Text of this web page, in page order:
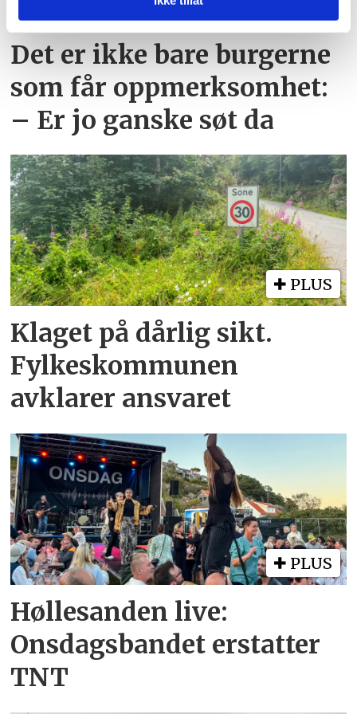
eller som de har samlet inn gjennom din bruk av
tjenestene deres.
Det er ikke bare burgerne
som får oppmerksomhet:
– Er jo ganske søt da
PLUS
Klaget på dårlig sikt.
Fylkeskommunen
avklarer ansvaret
PLUS
Høllesanden live:
Onsdagsbandet erstatter
TNT